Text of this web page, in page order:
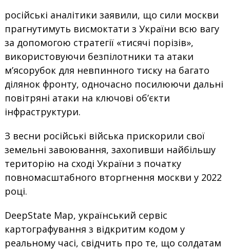
російські аналітики заявили, що сили москви
прагнутимуть висмоктати з України всю вагу
за допомогою стратегії «тисячі порізів»,
використовуючи безпілотники та атаки
м’ясорубок для невпинного тиску на багато
ділянок фронту, одночасно посилюючи дальні
повітряні атаки на ключові об’єкти
інфраструктури.
З весни російські війська прискорили свої
земельні завоювання, захопивши найбільшу
територію на сході України з початку
повномасштабного вторгнення москви у 2022
році.
DeepState Map, український сервіс
картографування з відкритим кодом у
реальному часі, свідчить про те, що солдатам